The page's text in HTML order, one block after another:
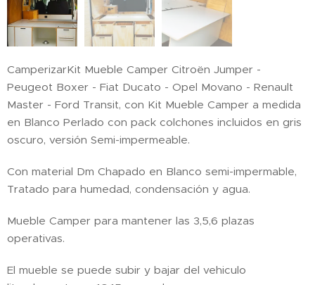
CamperizarKit Mueble Camper Citroën Jumper -
Peugeot Boxer - Fiat Ducato - Opel Movano - Renault
Master - Ford Transit, con Kit Mueble Camper a medida
en Blanco Perlado con pack colchones incluidos en gris
oscuro, versión Semi-impermeable.
Con material Dm Chapado en Blanco semi-impermable,
Tratado para humedad, condensación y agua.
Mueble Camper para mantener las 3,5,6 plazas
operativas.
El mueble se puede subir y bajar del vehiculo